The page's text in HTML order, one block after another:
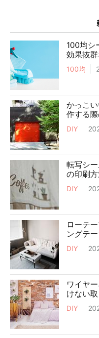
100均シ
効果抜
100均
かっこ
作する
DIY
転写シ
の印刷
DIY
ローテ
ングテ
DIY
ワイヤ
けない
DIY